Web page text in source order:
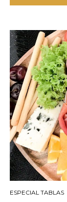
ESPECIAL TABLAS